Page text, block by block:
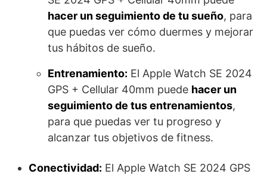
hacer un seguimiento de tu sueño, para
que puedas ver cómo duermes y mejorar
tus hábitos de sueño.
Entrenamiento: El Apple Watch SE 2024
GPS + Cellular 40mm puede hacer un
seguimiento de tus entrenamientos,
para que puedas ver tu progreso y
alcanzar tus objetivos de fitness.
Conectividad: El Apple Watch SE 2024 GPS